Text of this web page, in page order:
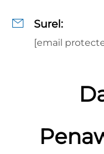
Surel:
[email